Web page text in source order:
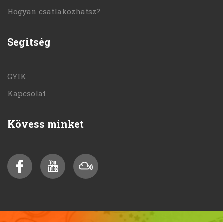
Hogyan csatlakozhatsz?
Segítség
GYIK
Kapcsolat
Kövess minket